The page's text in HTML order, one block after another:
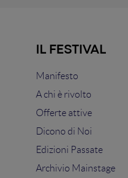
IL FESTIVAL
Manifesto
A chi è rivolto
Offerte attive
Dicono di Noi
Edizioni Passate
Archivio Mainstage